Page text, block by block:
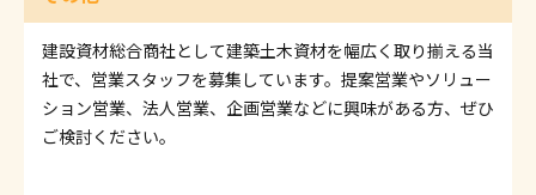
建設資材総合商社として建築土木資材を幅広く取り揃える当
社で、営業スタッフを募集しています。提案営業やソリュー
ション営業、法人営業、企画営業などに興味がある方、ぜひ
ご検討ください。